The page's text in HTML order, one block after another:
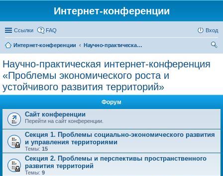
Интернет-конференции
Ссылки FAQ Вход
Интернет-конференции
Научно-практическая интернет-конференция «Проблемы экономического роста и устойчивого развития территорий»
Научно-практическая интернет-конференция
«Проблемы экономического роста и
устойчивого развития территорий»
Форум
Сайт конференции
Перейти на сайт конференции.
Секция 1. Проблемы социально-экономического развития
и управления территориями
Темы: 15
Секция 2. Проблемы и перспективы пространственного
развития территорий
Темы: 9